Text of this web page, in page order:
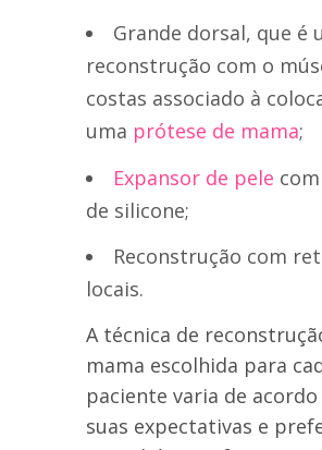
Grande dorsal, que é
reconstrução com o
costas associado à
uma prótese de mama;
Expansor de pele
de silicone;
Reconstrução com
locais.
A técnica de
mama escolhida para
paciente varia de
suas expectativas e